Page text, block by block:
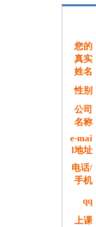
您的
真实
姓名
性别
公司
名称
e-mai
l地址
电话/
手机
qq
上课